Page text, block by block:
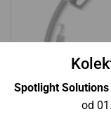
Spotlight
od